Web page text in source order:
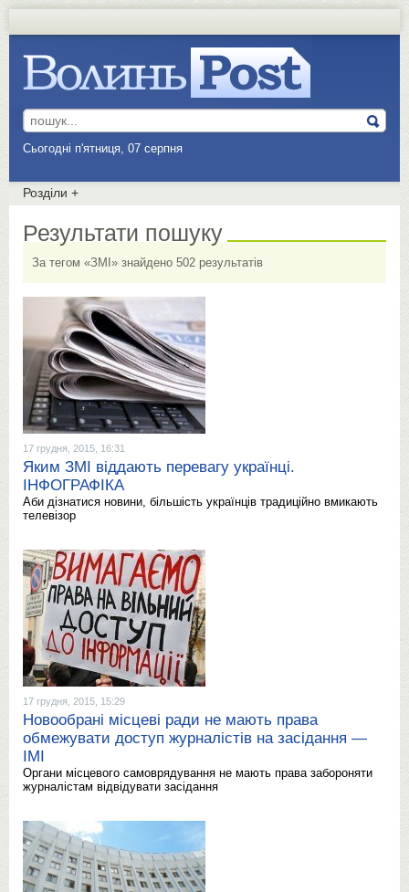
Сьогодні п'ятниця, 07 серпня
Розділи +
Результати пошуку
За тегом «ЗМІ» знайдено 502 результатів
17 грудня, 2015, 16:31
Яким ЗМІ віддають перевагу українці.
ІНФОГРАФІКА
Аби дізнатися новини, більшість українців традиційно вмикають
телевізор
17 грудня, 2015, 15:29
Новообрані місцеві ради не мають права
обмежувати доступ журналістів на засідання —
ІМІ
Органи місцевого самоврядування не мають права забороняти
журналістам відвідувати засідання